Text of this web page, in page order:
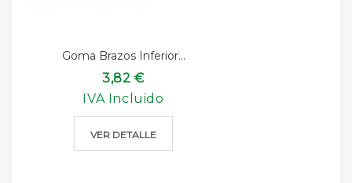
Goma Brazos Inferior...
3,82 €
IVA Incluido
VER DETALLE